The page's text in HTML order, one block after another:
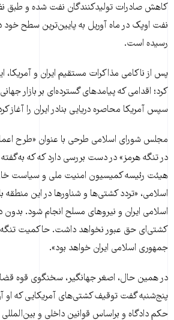
کاهش صادرات تولیدکنندگان نفت شده و طبق
رسیده است.
پس از ناکامی مذاکرات مستقیم ایران و آمریکا،
کرد؛ اقدامی که پیامدهای گسترده‌ای بر بازار
سپس آمریکا محاصره دریایی بنادر ایران را آغاز
مجلس شورای اسلامی طرحی با عنوان «طرح
در تنگه هرمز» در دست بررسی دارد که که
هیئت رئیسه کمیسیون امنیت ملی و سیاست
اسلامی، «تردد کشتی‌ها و شناورها در این منطقه
اسلامی ایران و نیروهای مسلح انجام شود.
کشتی‌ای حق عبور نخواهد داشت. حاکمیت تنگه
جمهوری اسلامی ایران خواهد بود».
در همین حال، اصغر جهانگیر، سخنگوی قوه
پنج‌شنبه گفت توقیف کشتی‌های آمریکایی که او
حکم دادگاه و براساس قوانین داخلی و